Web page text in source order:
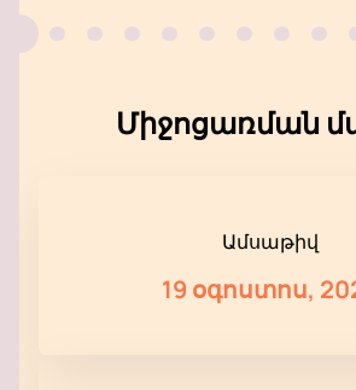
Միջոցառման
Ամսաթիվ
19 օգոստոս,